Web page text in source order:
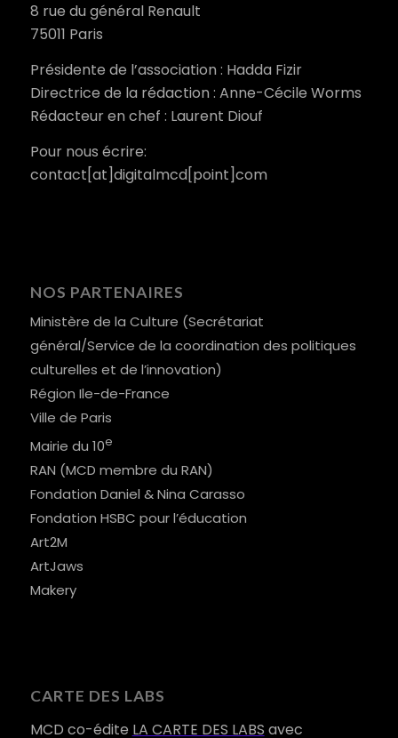
8 rue du général Renault
75011 Paris
Présidente de l’association : Hadda Fizir
Directrice de la rédaction : Anne-Cécile Worms
Rédacteur en chef : Laurent Diouf
Pour nous écrire:
contact[at]digitalmcd[point]com
NOS PARTENAIRES
Ministère de la Culture (Secrétariat
général/Service de la coordination des politiques
culturelles et de l’innovation)
Région Ile-de-France
Ville de Paris
Mairie du 10e
RAN (MCD membre du RAN)
Fondation Daniel & Nina Carasso
Fondation HSBC pour l’éducation
Art2M
ArtJaws
Makery
CARTE DES LABS
MCD co-édite LA CARTE DES LABS avec